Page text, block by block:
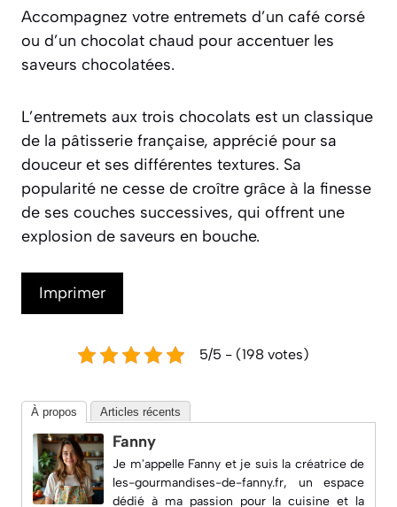
Accompagnez votre entremets d’un café corsé
ou d’un chocolat chaud pour accentuer les
saveurs chocolatées.
L’entremets aux trois chocolats est un classique
de la pâtisserie française, apprécié pour sa
douceur et ses différentes textures. Sa
popularité ne cesse de croître grâce à la finesse
de ses couches successives, qui offrent une
explosion de saveurs en bouche.
Imprimer
5/5 - (198 votes)
À propos Articles récents
Fanny
Je m'appelle Fanny et je suis la créatrice de
les-gourmandises-de-fanny.fr, un espace
dédié à ma passion pour la cuisine et la